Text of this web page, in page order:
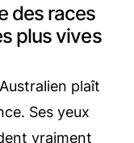
des races
plus vives
plaît
Ses yeux
vraiment